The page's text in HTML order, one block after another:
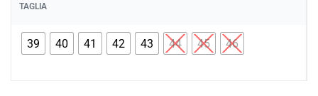
TAGLIA
39 40 41 42 43 44 45 46